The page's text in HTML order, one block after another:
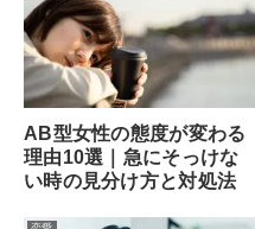
AB型女性の態度が変わる
理由10選｜急にそっけな
い時の見分け方と対処法